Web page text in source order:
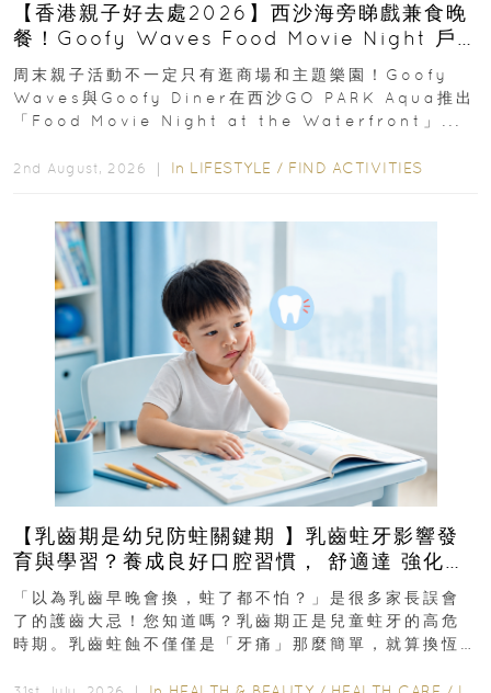
【香港親子好去處2026】西沙海旁睇戲兼食晚
餐！Goofy Waves Food Movie Night 戶
外影院逢週末登場
周末親子活動不一定只有逛商場和主題樂園！Goofy
Waves與Goofy Diner在西沙GO PARK Aqua推出
「Food Movie Night at the Waterfront」...
2nd August, 2026 ｜ In LIFESTYLE / FIND ACTIVITIES
【乳齒期是幼兒防蛀關鍵期 】乳齒蛀牙影響發
育與學習？養成良好口腔習慣， 舒適達 強化琺
瑯質 兒童牙膏防護指南
「以為乳齒早晚會換，蛀了都不怕？」是很多家長誤會
了的護齒大忌！您知道嗎？乳齒期正是兒童蛀牙的高危
時期。乳齒蛀蝕不僅僅是「牙痛」那麼簡單，就算換恆